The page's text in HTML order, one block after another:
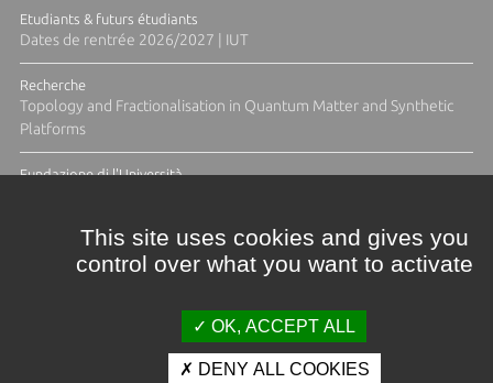
Etudiants & futurs étudiants
Dates de rentrée 2026/2027 | IUT
Recherche
Topology and Fractionalisation in Quantum Matter and Synthetic
Platforms
Fundazione di l'Università
This site uses cookies and gives you
control over what you want to activate
OK, ACCEPT ALL
DENY ALL COOKIES